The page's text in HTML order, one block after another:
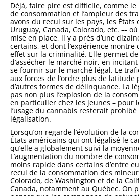
Déjà, faire pire est difficile, comme
de consommation et l’ampleur des
avons du recul sur les pays, les États
Uruguay, Canada, Colorado, etc. –-
mise en place, il y a près d’une
certains, et dont l’expérience
effet sur la criminalité. Elle permet
d’assécher le marché noir, en
se fournir sur le marché légal. Le
aux forces de l’ordre plus de
d’autres formes de délinquance. La
pas non plus l’explosion de la
en particulier chez les jeunes – pour
l’usage du cannabis resterait prohibé
légalisation.
Lorsqu’on regarde l’évolution de la
États américains qui ont légalisé le
qu’elle a globalement suivi la
L’augmentation du nombre de
moins rapide dans certains d’entre
recul de la consommation des
Colorado, de Washington et de la
Canada, notamment au Québec. On